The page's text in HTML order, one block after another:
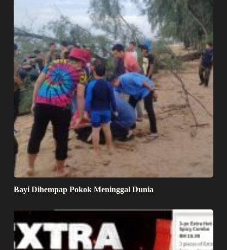
Bayi Dihempap Pokok Meninggal Dunia